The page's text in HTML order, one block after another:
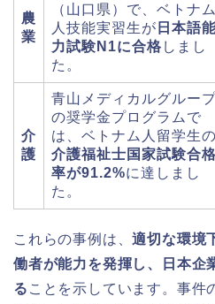
農
業
（山口県）で、ベトナム
人技能実習生が 日本語
力試験N1に合格 しまし
た。
介
護
青山メディカルグルー
の奨学金プログラムで
は、ベトナム人留学生の
介護福祉士国家試験合格
率が91.2%に達しまし
た。
これらの事例は、適切な環境
働者が能力を発揮し、日本企
る ことを示しています。事件